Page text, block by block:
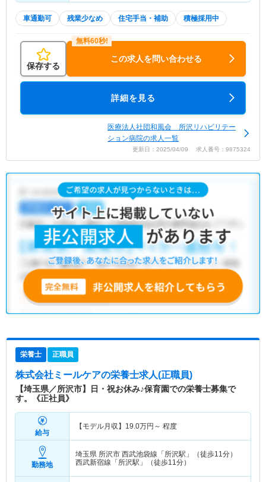
車通勤可 残業少なめ 住宅手当・補助 積極採用中
保存する
この求人を問い合わせる
詳細を見る
医療法人社団和風会 所沢リハビリテー
ション病院の求人一覧
更新日：2025/04/09 求人番号：9875324
栄養士 正職員
株式会社ミールケアの栄養士求人(正職員)
【埼玉県／所沢市】日・祝お休み♪保育園での栄養士募集で
す。《正社員》
給与
【モデル月収】 19.0万円～ 程度
勤務地
埼玉県 所沢市 西武池袋線「所沢駅」（徒歩11分）
西武新宿線「所沢駅」（徒歩11分）